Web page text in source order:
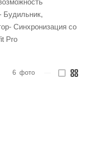
Будильник,
Синхронизация со
Pro
6 фото